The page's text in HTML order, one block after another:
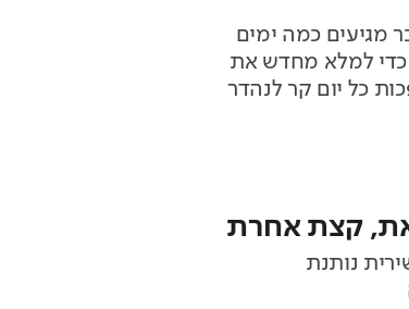
מגיעים כמה ימים
כדי למלא מחדש את
כל יום קר לנהדר
קצת אחרת
נותנת